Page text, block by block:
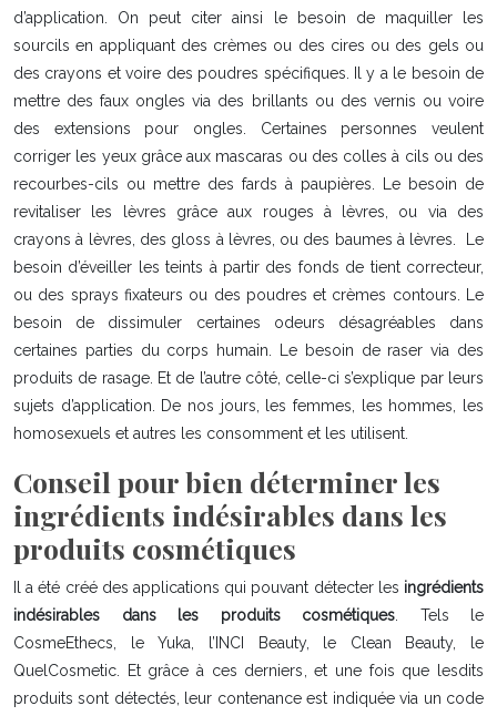
d’application. On peut citer ainsi le besoin de maquiller les
sourcils en appliquant des crèmes ou des cires ou des gels ou
des crayons et voire des poudres spécifiques. Il y a le besoin de
mettre des faux ongles via des brillants ou des vernis ou voire
des extensions pour ongles. Certaines personnes veulent
corriger les yeux grâce aux mascaras ou des colles à cils ou des
recourbes-cils ou mettre des fards à paupières. Le besoin de
revitaliser les lèvres grâce aux rouges à lèvres, ou via des
crayons à lèvres, des gloss à lèvres, ou des baumes à lèvres. Le
besoin d’éveiller les teints à partir des fonds de tient correcteur,
ou des sprays fixateurs ou des poudres et crèmes contours. Le
besoin de dissimuler certaines odeurs désagréables dans
certaines parties du corps humain. Le besoin de raser via des
produits de rasage. Et de l’autre côté, celle-ci s’explique par leurs
sujets d’application. De nos jours, les femmes, les hommes, les
homosexuels et autres les consomment et les utilisent.
Conseil pour bien déterminer les
ingrédients indésirables dans les
produits cosmétiques
Il a été créé des applications qui pouvant détecter les ingrédients
indésirables dans les produits cosmétiques . Tels le
CosmeEthecs, le Yuka, l’INCI Beauty, le Clean Beauty, le
QuelCosmetic. Et grâce à ces derniers, et une fois que lesdits
produits sont détectés, leur contenance est indiquée via un code